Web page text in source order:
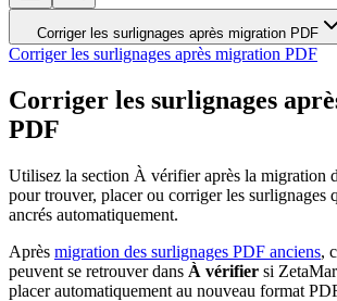
Corriger les surlignages après migration PDF
Corriger les surlignages après migration PDF
Corriger les surlignages
PDF
Utilisez la section À vérifier après la migration
pour trouver, placer ou corriger les surlignages
ancrés automatiquement.
Après migration des surlignages PDF anciens,
peuvent se retrouver dans À vérifier si
placer automatiquement au nouveau format